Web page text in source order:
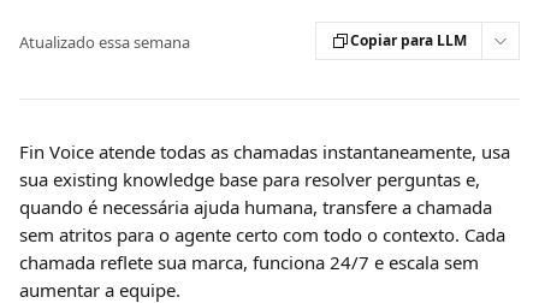
Atualizado essa semana Copiar para LLM
Fin Voice atende todas as chamadas instantaneamente, usa
sua existing knowledge base para resolver perguntas e,
quando é necessária ajuda humana, transfere a chamada
sem atritos para o agente certo com todo o contexto. Cada
chamada reflete sua marca, funciona 24/7 e escala sem
aumentar a equipe.